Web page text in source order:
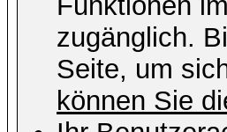
zugänglich.
Seite, um
können Sie